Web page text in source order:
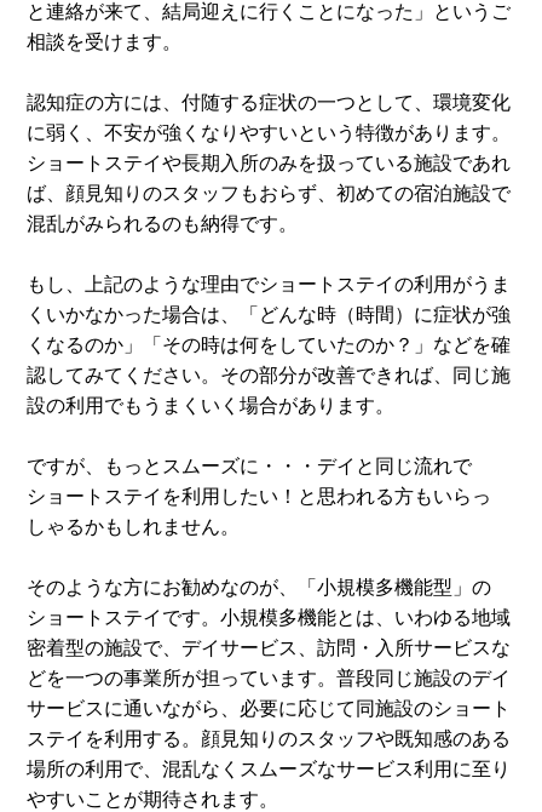
と連絡が来て、結局迎えに行くことになった」というご
相談を受けます。
認知症の方には、付随する症状の一つとして、環境変化
に弱く、不安が強くなりやすいという特徴があります。
ショートステイや長期入所のみを扱っている施設であれ
ば、顔見知りのスタッフもおらず、初めての宿泊施設で
混乱がみられるのも納得です。
もし、上記のような理由でショートステイの利用がうま
くいかなかった場合は、「どんな時（時間）に症状が強
くなるのか」「その時は何をしていたのか？」などを確
認してみてください。その部分が改善できれば、同じ施
設の利用でもうまくいく場合があります。
ですが、もっとスムーズに・・・デイと同じ流れで
ショートステイを利用したい！と思われる方もいらっ
しゃるかもしれません。
そのような方にお勧めなのが、「小規模多機能型」の
ショートステイです。小規模多機能とは、いわゆる地域
密着型の施設で、デイサービス、訪問・入所サービスな
どを一つの事業所が担っています。普段同じ施設のデイ
サービスに通いながら、必要に応じて同施設のショート
ステイを利用する。顔見知りのスタッフや既知感のある
場所の利用で、混乱なくスムーズなサービス利用に至り
やすいことが期待されます。